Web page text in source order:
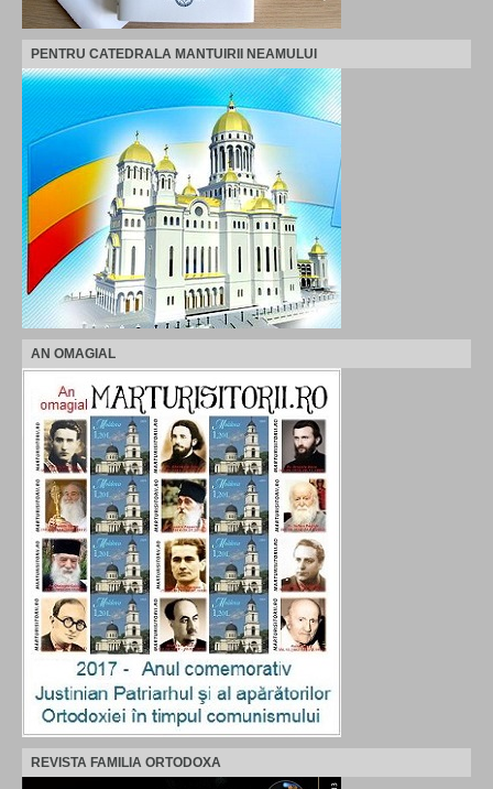
PENTRU CATEDRALA MANTUIRII NEAMULUI
AN OMAGIAL
REVISTA FAMILIA ORTODOXA